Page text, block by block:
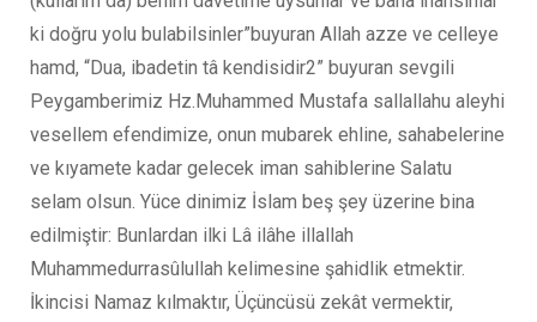
ki doğru yolu bulabilsinler”buyuran Allah azze ve celleye
hamd, “Dua, ibadetin tâ kendisidir2” buyuran sevgili
Peygamberimiz Hz.Muhammed Mustafa sallallahu aleyhi
vesellem efendimize, onun mubarek ehline, sahabelerine
ve kıyamete kadar gelecek iman sahiblerine Salatu
selam olsun. Yüce dinimiz İslam beş şey üzerine bina
edilmiştir: Bunlardan ilki Lâ ilâhe illallah
Muhammedurrasûlullah kelimesine şahidlik etmektir.
İkincisi Namaz kılmaktır, Üçüncüsü zekât vermektir,